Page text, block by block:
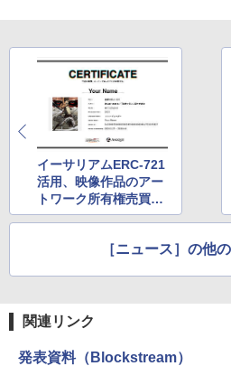
イーサリアムERC-721
活用、映像作品のアー
トワーク所有権売買サ
ービスが始動
［ニュース］の他
関連リンク
発表資料（Blockstream）